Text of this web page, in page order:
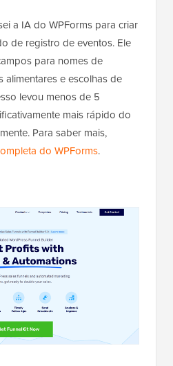
a IA do WPForms para criar
de registro de eventos. Ele
para nomes de
alimentares e escolhas de
levou menos de 5
mais rápido do
Para saber mais,
do WPForms.